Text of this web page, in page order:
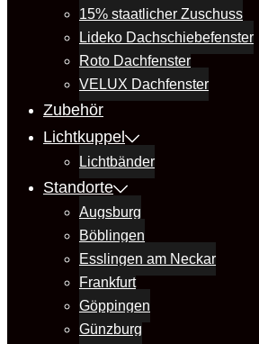
15% staatlicher Zuschuss
Lideko Dachschiebefenster
Roto Dachfenster
VELUX Dachfenster
Zubehör
Lichtkuppel
Lichtbänder
Standorte
Augsburg
Böblingen
Esslingen am Neckar
Frankfurt
Göppingen
Günzburg